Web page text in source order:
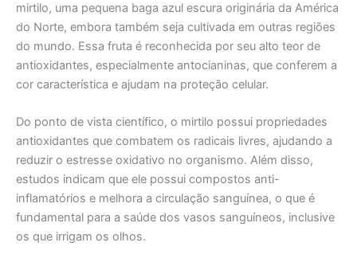
mirtilo, uma pequena baga azul escura originária da América
do Norte, embora também seja cultivada em outras regiões
do mundo. Essa fruta é reconhecida por seu alto teor de
antioxidantes, especialmente antocianinas, que conferem a
cor característica e ajudam na proteção celular.
Do ponto de vista científico, o mirtilo possui propriedades
antioxidantes que combatem os radicais livres, ajudando a
reduzir o estresse oxidativo no organismo. Além disso,
estudos indicam que ele possui compostos anti-
inflamatórios e melhora a circulação sanguínea, o que é
fundamental para a saúde dos vasos sanguíneos, inclusive
os que irrigam os olhos.